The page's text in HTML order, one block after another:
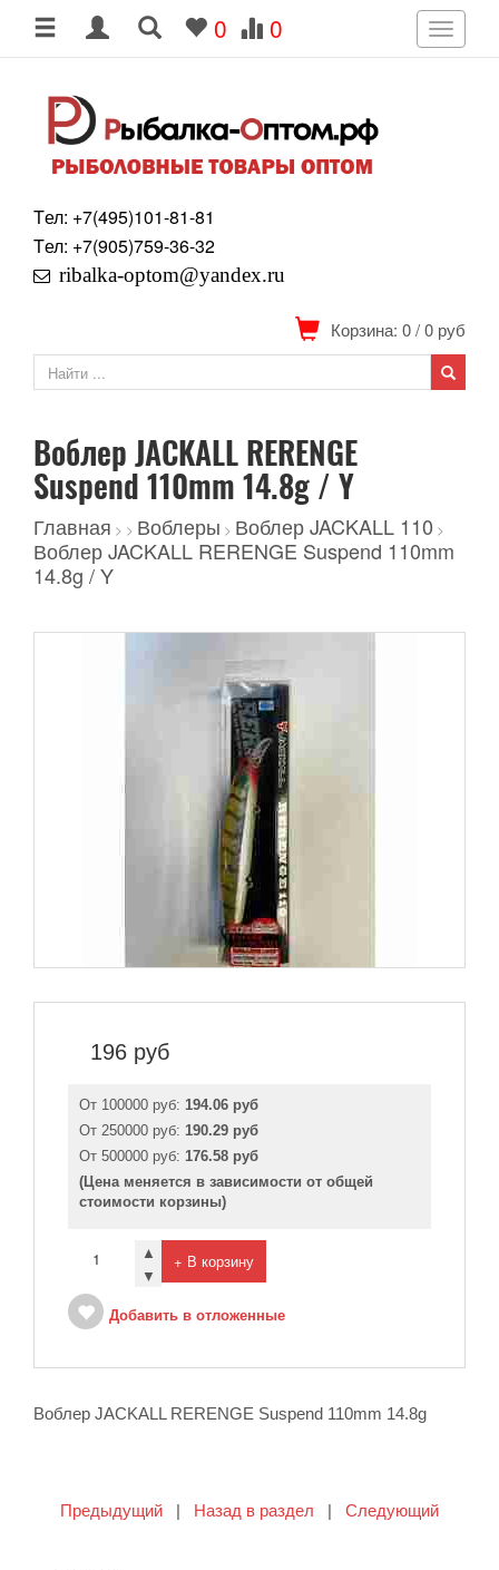
0 0
Toggle
Tел: +7(495)101-81-81
Tел: +7(905)759-36-32
ribalka-optom@yandex.ru
Корзина: 0/0 руб
Воблер JACKALL RERENGE
Suspend 110mm 14.8g / Y
Главная > > Воблеры > Воблер JACKALL 110 >
Воблер JACKALL RERENGE Suspend 110mm
14.8g / Y
196 руб
От 100000 руб: 194.06 руб
От 250000 руб: 190.29 руб
От 500000 руб: 176.58 руб
(Цена меняется в зависимости от общей
стоимости корзины)
▲
▼
+ В корзину
Добавить в отложенные
Воблер JACKALL RERENGE Suspend 110mm 14.8g
Предыдущий | Назад в раздел | Следующий